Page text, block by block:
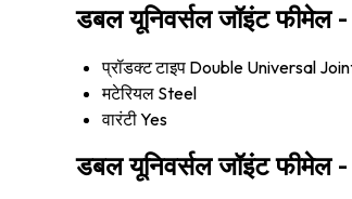
डबल यूनिवर्सल जॉइंट फीमेल -
प्रॉडक्ट टाइप Double Universal
मटेरियल Steel
वारंटीYes
डबल यूनिवर्सल जॉइंट फीमेल -